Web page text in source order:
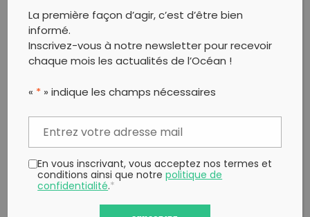
La première façon d’agir, c’est d’être bien
informé.
Inscrivez-vous à notre newsletter pour recevoir
chaque mois les actualités de l’Océan !
« * » indique les champs nécessaires
En vous inscrivant, vous acceptez nos termes et
conditions ainsi que notrepolitique de
confidentialité.*